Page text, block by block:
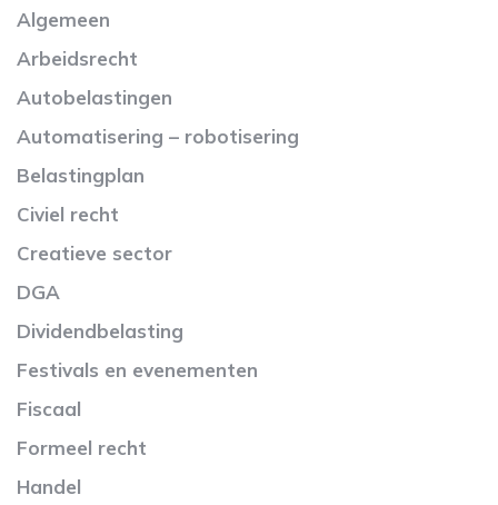
Algemeen
Arbeidsrecht
Autobelastingen
Automatisering – robotisering
Belastingplan
Civiel recht
Creatieve sector
DGA
Dividendbelasting
Festivals en evenementen
Fiscaal
Formeel recht
Handel